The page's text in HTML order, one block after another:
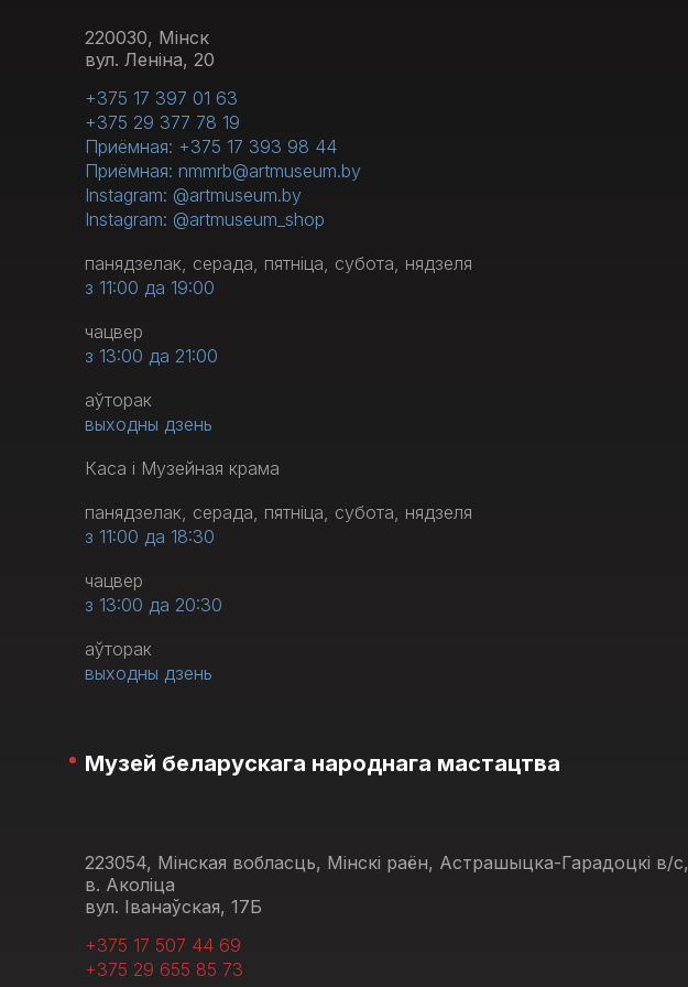
220030, Мінск
вул. Леніна, 20
+375 17 397 01 63
+375 29 377 78 19
Приёмная: +375 17 393 98 44
Приёмная: nmmrb@artmuseum.by
Instagram: @artmuseum.by
Instagram: @artmuseum_shop
панядзелак, серада, пятніца, субота, нядзеля
з 11:00 да 19:00
чацвер
з 13:00 да 21:00
аўторак
выходны дзень
Каса і Музейная крама
панядзелак, серада, пятніца, субота, нядзеля
з 11:00 да 18:30
чацвер
з 13:00 да 20:30
аўторак
выходны дзень
Музей беларускага народнага мастацтва
223054, Мінская вобласць, Мінскі раён, Астрашыцка-Гарадоцкі в/с,
в. Аколіца
вул. Іванаўская, 17Б
+375 17 507 44 69
+375 29 655 85 73